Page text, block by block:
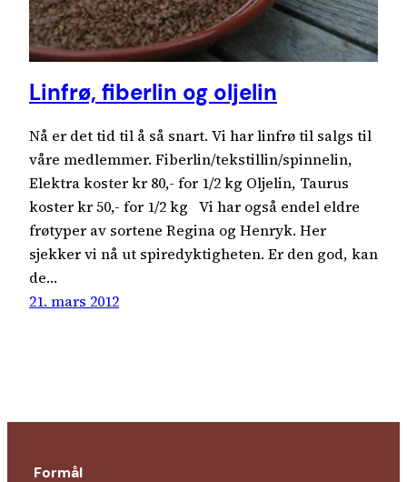
Linfrø, fiberlin og oljelin
Nå er det tid til å så snart. Vi har linfrø til salgs til
våre medlemmer. Fiberlin/tekstillin/spinnelin,
Elektra koster kr 80,- for 1/2 kg Oljelin, Taurus
koster kr 50,- for 1/2 kg Vi har også endel eldre
frøtyper av sortene Regina og Henryk. Her
sjekker vi nå ut spiredyktigheten. Er den god, kan
de…
21. mars 2012
Formål